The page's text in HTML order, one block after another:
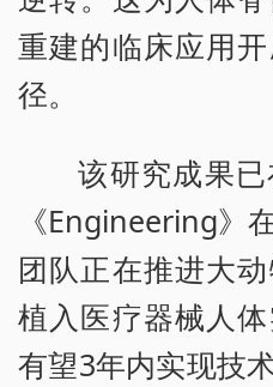
重建的临床应用
径。
该研究成果
《Engineering》
团队正在推进大
植入医疗器械人
有望3年内实现技